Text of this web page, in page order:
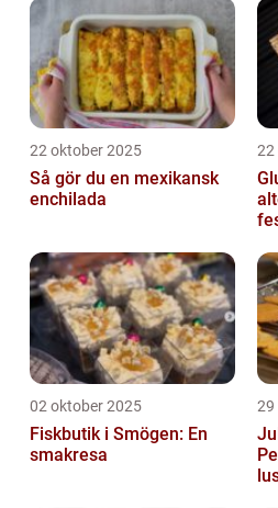
22 oktober 2025
Så gör du en mexikansk
enchilada
22
02 oktober 2025
Fiskbutik i Smögen: En
smakresa
29